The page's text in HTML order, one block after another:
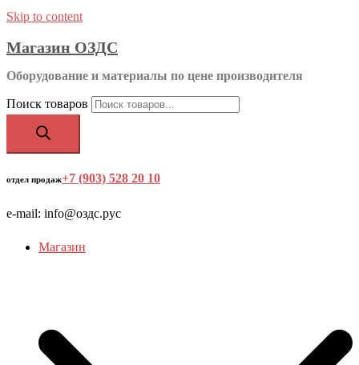
Skip to content
Магазин ОЗДС
Оборудование и материалы по цене производителя
Поиск товаров
отдел продаж+7 (903) 528 20 10
e-mail: info@оздс.рус
Магазин